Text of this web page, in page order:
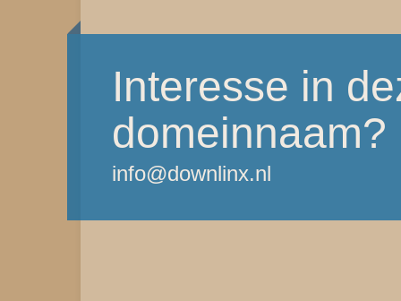
Interesse in
domeinnaam?
info@downlinx.nl